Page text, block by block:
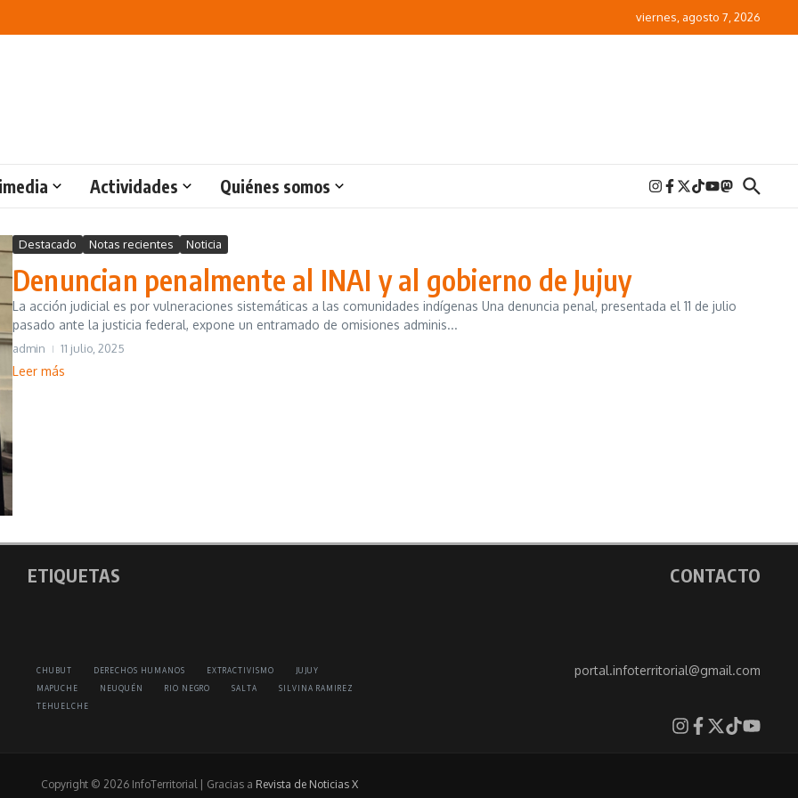
viernes, agosto 7, 2026
Actividades Quiénes somos
Destacado Notas recientes Noticia
Denuncian penalmente al INAI y al gobierno de Jujuy
La acción judicial es por vulneraciones sistemáticas a las comunidades indígenas Una denuncia penal, presentada el 11 de julio
pasado ante la justicia federal, expone un entramado de omisiones adminis...
admin 11 julio, 2025
Leer más
ETIQUETAS
CHUBUT DERECHOS HUMANOS EXTRACTIVISMO
JUJUY
MAPUCHE
NEUQUÉN RIO NEGRO SALTA
SILVINA RAMIREZ
TEHUELCHE
CONTACTO
portal.infoterritorial@gmail.com
Copyright © 2026 InfoTerritorial | Gracias a Revista de Noticias X